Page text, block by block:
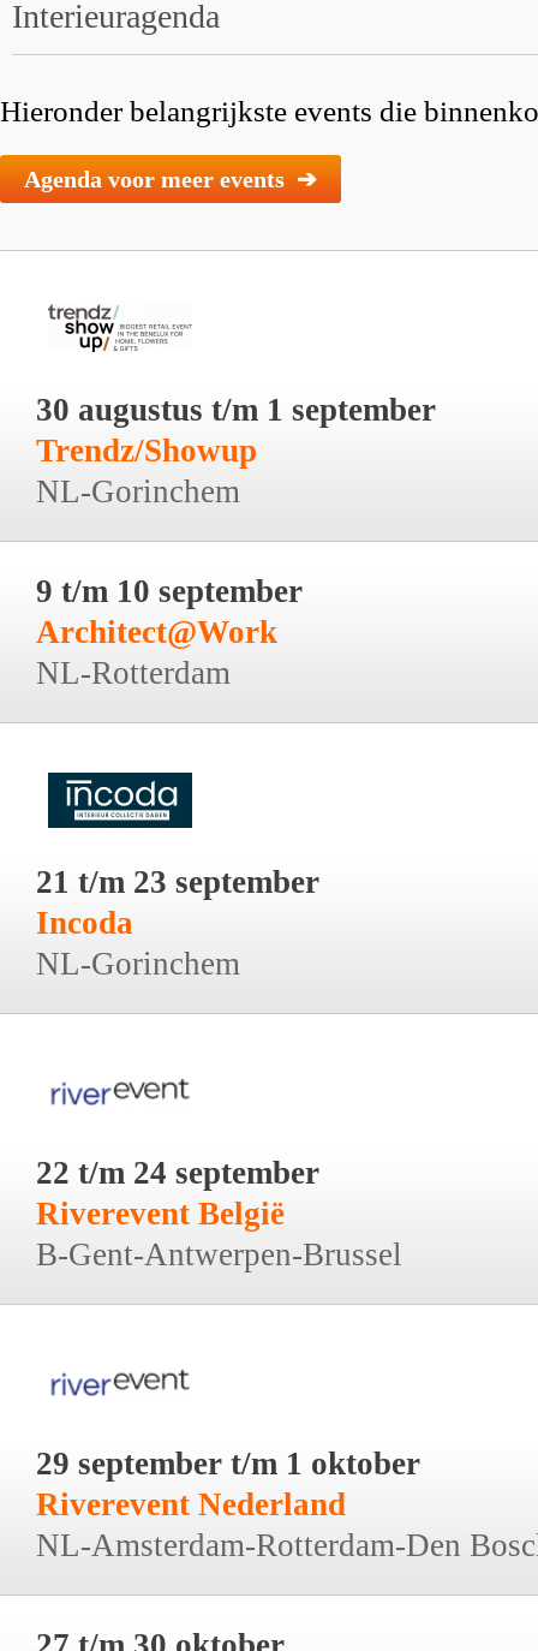
Interieuragenda
Hieronder belangrijkste events die
Agenda voor meer events ➔
30 augustus t/m 1 september
Trendz/Showup
NL-Gorinchem
9 t/m 10 september
Architect@Work
NL-Rotterdam
21 t/m 23 september
Incoda
NL-Gorinchem
22 t/m 24 september
Riverevent België
B-Gent-Antwerpen-Brussel
29 september t/m 1 oktober
Riverevent Nederland
NL-Amsterdam-Rotterdam-Den